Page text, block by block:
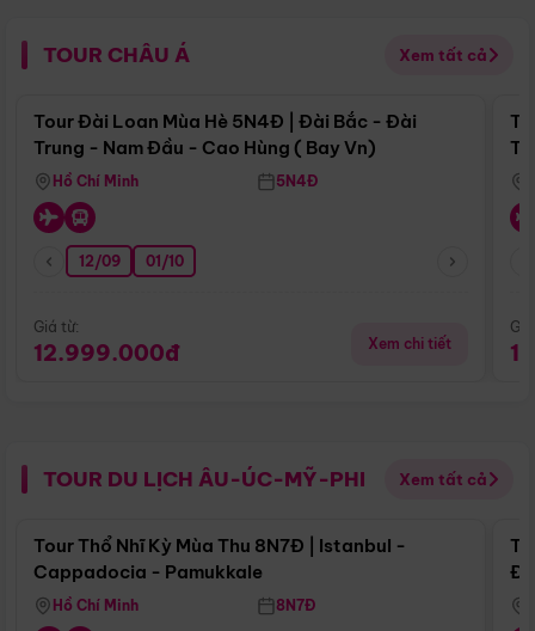
TOUR CHÂU Á Xem tất cả
Điểm nổi bật
Tour Đài Loan Mùa Hè 5N4Đ | Đài Bắc - Đài
Trung - Nam Đầu - Cao Hùng ( Bay Vn)
Hồ Chí Minh 5N4Đ
12/09 01/10
Giá từ:
12.999.000đ Xem chi tiết
TOUR DU LỊCH ÂU-ÚC-MỸ-PHI Xem tất cả
Điểm nổi bật
Tour Thổ Nhĩ Kỳ Mùa Thu 8N7Đ | Istanbul -
Cappadocia - Pamukkale
Hồ Chí Minh 8N7Đ